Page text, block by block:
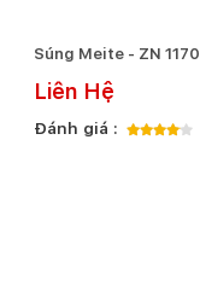
Súng Meite - ZN 1170
Liên Hệ
Đánh giá :